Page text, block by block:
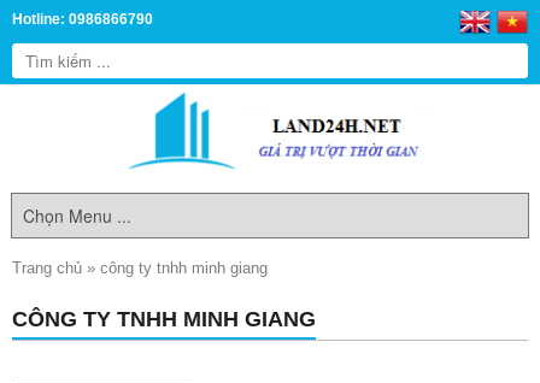
Hotline: 0986866790
Trang chủ » công ty tnhh minh giang
CÔNG TY TNHH MINH GIANG